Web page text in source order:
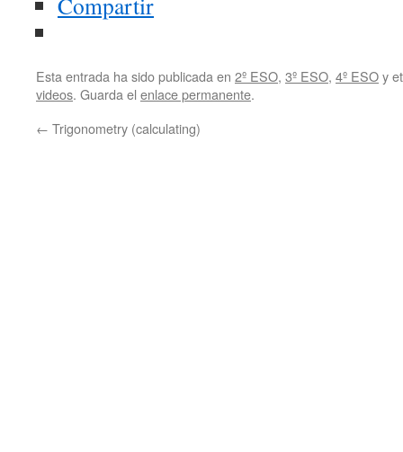
Esta entrada ha sido publicada en 2º ESO, 3º ESO, 4º ESOy
videos. Guarda el enlace permanente.
← Trigonometry (calculating)